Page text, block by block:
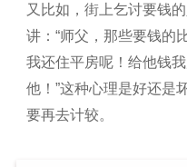
又比如，街上乞讨要钱
讲：“师父，那些要钱的
我还住平房呢！给他钱
他！”这种心理是好还是
要再去计较。